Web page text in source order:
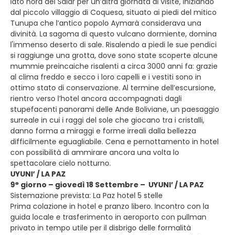
dal piccolo villaggio di Coquesa, situato ai piedi del mitico
Tunupa che l’antico popolo Aymarà considerava una
divinità. La sagoma di questo vulcano dormiente, domina
l'immenso deserto di sale. Risalendo a piedi le sue pendici
si raggiunge una grotta, dove sono state scoperte alcune
mummie preincaiche risalenti a circa 3000 anni fa: grazie
al clima freddo e secco i loro capelli e i vestiti sono in
ottimo stato di conservazione. Al termine dell’escursione,
rientro verso l’hotel ancora accompagnati dagli
stupefacenti panorami delle Ande Boliviane, un paesaggio
surreale in cui i raggi del sole che giocano tra i cristalli,
danno forma a miraggi e forme irreali dalla bellezza
difficilmente eguagliabile. Cena e pernottamento in hotel
con possibilità di ammirare ancora una volta lo
spettacolare cielo notturno.
UYUNI’ / LA PAZ
9° giorno – giovedì 18 Settembre – UYUNI’ / LA PAZ
Sistemazione prevista: La Paz hotel 5 stelle
Prima colazione in hotel e pranzo libero. Incontro con la
guida locale e trasferimento in aeroporto con pullman
privato in tempo utile per il disbrigo delle formalità